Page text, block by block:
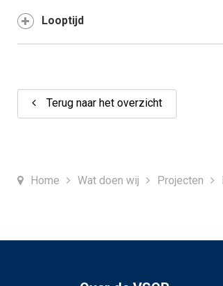
Looptijd
Terug naar het overzicht
Home Wat doen wij Projecten